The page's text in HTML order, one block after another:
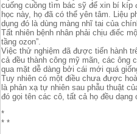
cuống cuồng tìm bác sỹ để xin bí kíp
học này, họ đã có thể yên tâm. Liệu
dụng đó là dùng màng nhĩ tai của
Tất nhiên bệnh nhân phải chịu điếc
tầng ozon”.
Việc thử nghiệm đã được tiến hành
cả đều thành công mỹ mãn, các ông
qua mặt dễ dàng bởi cái mới quá
Tuy nhiên có một điều chưa được
là phản xạ tự nhiên sau phẫu thuật
đó gọi tên các cô, tất cả họ đều dạng
*
* *